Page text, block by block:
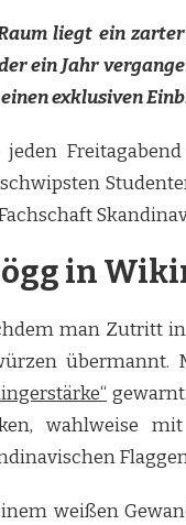
liegt ein
ein Jahr
exklusiven
jeden
in
man Zutritt
übermannt.
wahlweise
weißen